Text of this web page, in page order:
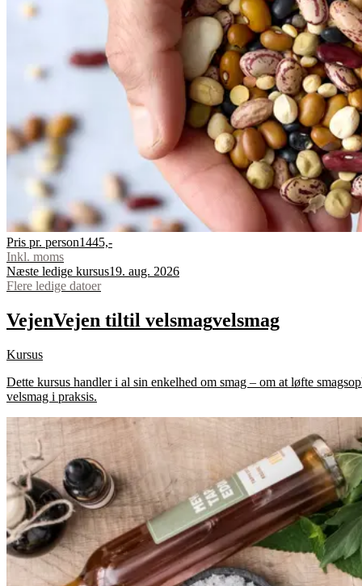
Pris pr. person1445,-
Inkl. moms
Næste ledige kursus19. aug. 2026
Flere ledige datoer
VejenVejen tiltil velsmagvelsmag
Kursus
Dette kursus handler i al sin enkelhed om smag – om at løfte
velsmag i praksis.